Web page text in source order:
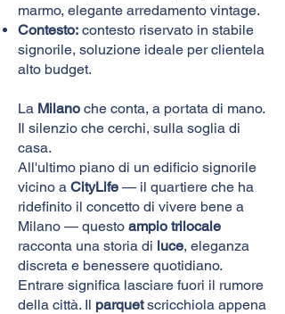
marmo, elegante arredamento vintage.
Contesto: contesto riservato in stabile
signorile, soluzione ideale per clientela
alto budget.
La Milano che conta, a portata di mano.
Il silenzio che cerchi, sulla soglia di
casa.
All'ultimo piano di un edificio signorile
vicino a CityLife — il quartiere che ha
ridefinito il concetto di vivere bene a
Milano — questo ampio trilocale
racconta una storia di luce, eleganza
discreta e benessere quotidiano.
Entrare significa lasciare fuori il rumore
della città. Il parquetscricchiola appena